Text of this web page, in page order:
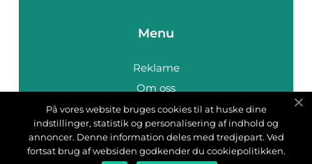
Menu
Reklame
Om oss
Cookies
Kontakt Oss
Sitemap
På vores website bruges cookies til at huske dine
indstillinger, statistik og personalisering af indhold og
annoncer. Denne information deles med tredjepart. Ved
fortsat brug af websiden godkender du cookiepolitikken.